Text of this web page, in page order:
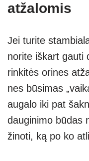
atžalomis
Jei turite
norite iškart gauti
rinkitės orines
nes būsimas
augalo iki pat
dauginimo būdas
žinoti, ką po ko